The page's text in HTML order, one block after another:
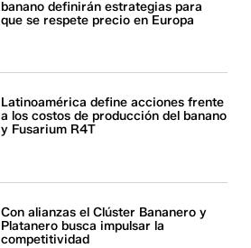
banano definirán estrategias para
que se respete precio en Europa
Latinoamérica define acciones frente
a los costos de producción del banano
y Fusarium R4T
Con alianzas el Clúster Bananero y
Platanero busca impulsar la
competitividad